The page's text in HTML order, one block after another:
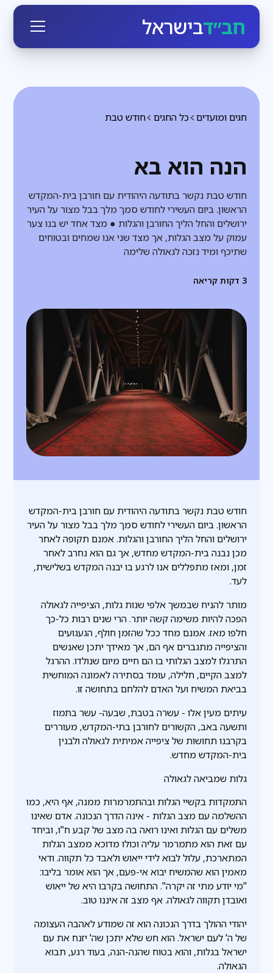
חב״דבישראל
חודש טבת כל החגים חגים ומועדים
הנה הוא בא
חודש טבת נקשר בתודעה היהודית עם חורבן בית-המקדש
הראשון. ביום העשירי לחודש סמך מלך בבל מצור על העיר
ירושלים והחל הליך החורבן והגלות ● מצד אחד יש בנו צער
עמוק על מצב הגלות, אך מצד שני אנו שמחים ובטוחים
שתיכף ומיד נזכה לגאולה שלימה
3 דקות קריאה
חודש טבת נקשר בתודעה היהודית עם חורבן בית-המקדש
הראשון. ביום העשירי לחודש סמך מלך בבל מצור על העיר
ירושלים והחל הליך החורבן והגלות. אמנם תקופה לאחר
מכן נבנה בית-המקדש מחדש, אך גם הוא נחרב לאחר
זמן, ומאז מתפללים אנו לרגע בו יבנה המקדש בשלישית,
לעד.
מותר להניח שבמשך אלפי שנות גלות, הציפייה לגאולה
הפכה להיות משימה קשה יותר. הרי שנים רבות כל-כך
חלפו מאז. אמנם מחד ככל שהזמן חולף, הגעגועים
והציפייה מתגברים אף הם, אך מאידך יתכן שאנשים
התרגלו למצב הגלותי בו הם חיים מיום שנולדו. ההרגל
למצב הקיים, חלילה, עומד בסתירה לאמונה המוחשית
בביאת המשיח ועל האדם להלחם בתחושה זו.
עיתים מעין אלו - עשרה בטבת, שבעה- עשר בתמוז
ותשעה באב, הקשורים לחורבן בתי-המקדש, מעוררים
בקרבנו תחושות של ציפייה אמיתית לגאולה ולבנין
בית-המקדש מחדש.
גלות שמביאה לגאולה
התמקדות בקשיי הגלות ובהתמרמרות ממנה, אף היא, כמו
ההשלמה עם מצב הגלות - אינה הדרך הנכונה. אדם שאינו
משלים עם הגלות ואינו רואה בה מצב של קבע ח"ו, וביחד
עם זאת הוא מתמרמר עליה וכולו מדוכא ממצב הגלות
המתארכת, עלול לבוא לידי ייאוש ולאבד כל תקווה. ודאי
מאמין הוא שהמשיח יבוא אי-פעם, אך הוא אומר בליבו:
"מי יודע מתי זה יקרה". התחושה בקרבו היא של ייאוש
ואובדן תקווה לגאולה. אף מצב זה איננו טוב.
יהודי ההולך בדרך הנכונה הוא זה שמודע לאהבה העצומה
של ה' לעם ישראל. הוא חש שלא יתכן שה' יזנח את עם
ישראל בגלות, והוא בטוח שהנה-הנה, בעוד רגע, תבוא
הגאולה.